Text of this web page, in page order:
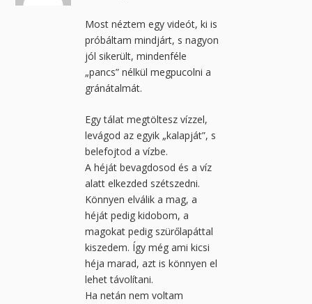
Most néztem egy videót, ki is
próbáltam mindjárt, s nagyon
jól sikerült, mindenféle
„pancs” nélkül megpucolni a
gránátalmát.
Egy tálat megtöltesz vízzel,
levágod az egyik „kalapját”, s
belefojtod a vízbe.
A héját bevagdosod és a víz
alatt elkezded szétszedni.
Könnyen elválik a mag, a
héját pedig kidobom, a
magokat pedig szürőlapáttal
kiszedem. Így még ami kicsi
héja marad, azt is könnyen el
lehet távolítani.
Ha netán nem voltam